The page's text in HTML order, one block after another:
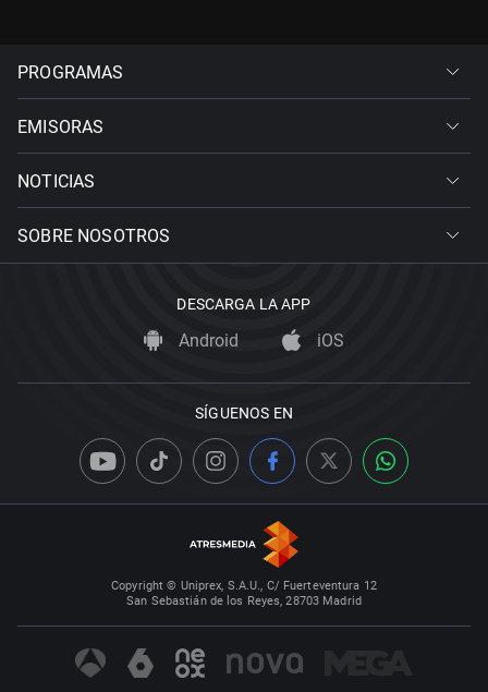
PROGRAMAS
EMISORAS
NOTICIAS
SOBRE NOSOTROS
DESCARGA LA APP
Android iOS
SÍGUENOS EN
Copyright © Uniprex, S.A.U., C/ Fuerteventura 12
San Sebastián de los Reyes, 28703 Madrid